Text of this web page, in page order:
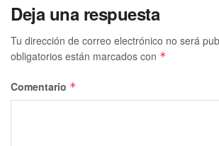
Deja una respuesta
Tu dirección de correo electrónico no será
obligatorios están marcados con *
Comentario *